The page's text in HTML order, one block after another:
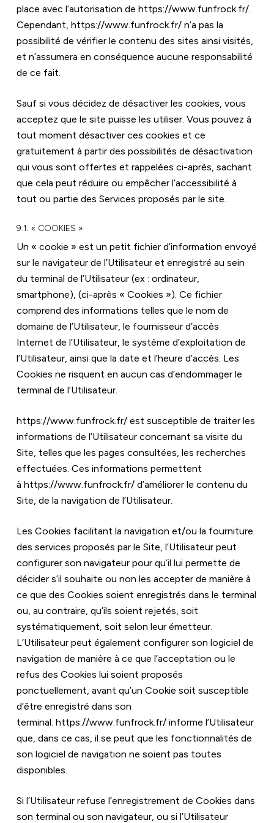
place avec l’autorisation de https://www.funfrock.fr/.
Cependant, https://www.funfrock.fr/ n’a pas la
possibilité de vérifier le contenu des sites ainsi visités,
et n’assumera en conséquence aucune responsabilité
de ce fait.
Sauf si vous décidez de désactiver les cookies, vous
acceptez que le site puisse les utiliser. Vous pouvez à
tout moment désactiver ces cookies et ce
gratuitement à partir des possibilités de désactivation
qui vous sont offertes et rappelées ci-après, sachant
que cela peut réduire ou empêcher l’accessibilité à
tout ou partie des Services proposés par le site.
9.1. « COOKIES »
Un « cookie » est un petit fichier d’information envoyé
sur le navigateur de l’Utilisateur et enregistré au sein
du terminal de l’Utilisateur (ex : ordinateur,
smartphone), (ci-après « Cookies »). Ce fichier
comprend des informations telles que le nom de
domaine de l’Utilisateur, le fournisseur d’accès
Internet de l’Utilisateur, le système d’exploitation de
l’Utilisateur, ainsi que la date et l’heure d’accès. Les
Cookies ne risquent en aucun cas d’endommager le
terminal de l’Utilisateur.
https://www.funfrock.fr/ est susceptible de traiter les
informations de l’Utilisateur concernant sa visite du
Site, telles que les pages consultées, les recherches
effectuées. Ces informations permettent
à https://www.funfrock.fr/ d’améliorer le contenu du
Site, de la navigation de l’Utilisateur.
Les Cookies facilitant la navigation et/ou la fourniture
des services proposés par le Site, l’Utilisateur peut
configurer son navigateur pour qu’il lui permette de
décider s’il souhaite ou non les accepter de manière à
ce que des Cookies soient enregistrés dans le terminal
ou, au contraire, qu’ils soient rejetés, soit
systématiquement, soit selon leur émetteur.
L’Utilisateur peut également configurer son logiciel de
navigation de manière à ce que l’acceptation ou le
refus des Cookies lui soient proposés
ponctuellement, avant qu’un Cookie soit susceptible
d’être enregistré dans son
terminal. https://www.funfrock.fr/ informe l’Utilisateur
que, dans ce cas, il se peut que les fonctionnalités de
son logiciel de navigation ne soient pas toutes
disponibles.
Si l’Utilisateur refuse l’enregistrement de Cookies dans
son terminal ou son navigateur, ou si l’Utilisateur